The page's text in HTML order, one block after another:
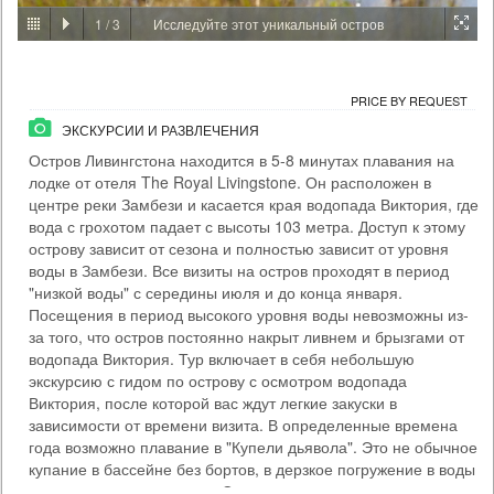
PRICE BY REQUEST
Когда позади вас водопад Виктория, а под мостом бурлит Замбези,
вы поймете, что этот банджи-джамп будет особенным. Здесь вы
мире). Прилив адреналина будет дикий, как река Замбези. Есть два
варианта банджи: соло или тандем с партнером. Мы встретимся в
Day Activity Centre в удобное для вас время (не забудьте взять
паспорт!), прогуляемс...
Time From: 07:00; 07:30; 08:00; 08:30... 17:00
Duration: 01h 00m
People: min 1 - max 35
Age: from 14
1 /3 Исследуйте этот уникальный остров
PRICE BY REQUEST
ЭКСКУРСИИ И РАЗВЛЕЧЕНИЯ
Остров Ливингстона находится в 5-8 минутах плавания на
лодке от отеля The Royal Livingstone. Он расположен в
центре реки Замбези и касается края водопада Виктория, где
вода с грохотом падает с высоты 103 метра. Доступ к этому
острову зависит от сезона и полностью зависит от уровня
воды в Замбези. Все визиты на остров проходят в период
"низкой воды" с середины июля и до конца января.
Посещения в период высокого уровня воды невозможны из-
за того, что остров постоянно накрыт ливнем и брызгами от
водопада Виктория. Тур включает в себя небольшую
экскурсию с гидом по острову с осмотром водопада
Виктория, после которой вас ждут легкие закуски в
зависимости от времени визита. В определенные времена
года возможно плавание в "Купели дьявола". Это не обычное
купание в бассейне без бортов, в дерзкое погружение в воды